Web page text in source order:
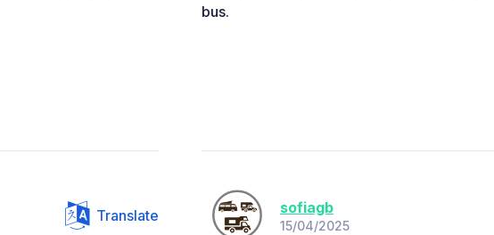
bus.
Translate sofiagb
15/04/2025